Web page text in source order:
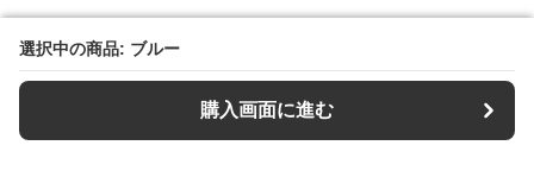
選択中の商品: ブルー
購入画面に進む
選択中の商品: ブルー
購入画面に進む